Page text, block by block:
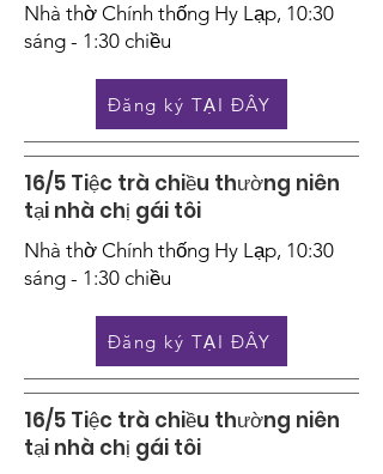
Nhà thờ Chính thống Hy Lạp, 10:30
sáng - 1:30 chiều
Đăng ký TẠI ĐÂY
16/5 Tiệc trà chiều thường niên
tại nhà chị gái tôi
Nhà thờ Chính thống Hy Lạp, 10:30
sáng - 1:30 chiều
Đăng ký TẠI ĐÂY
16/5 Tiệc trà chiều thường niên
tại nhà chị gái tôi